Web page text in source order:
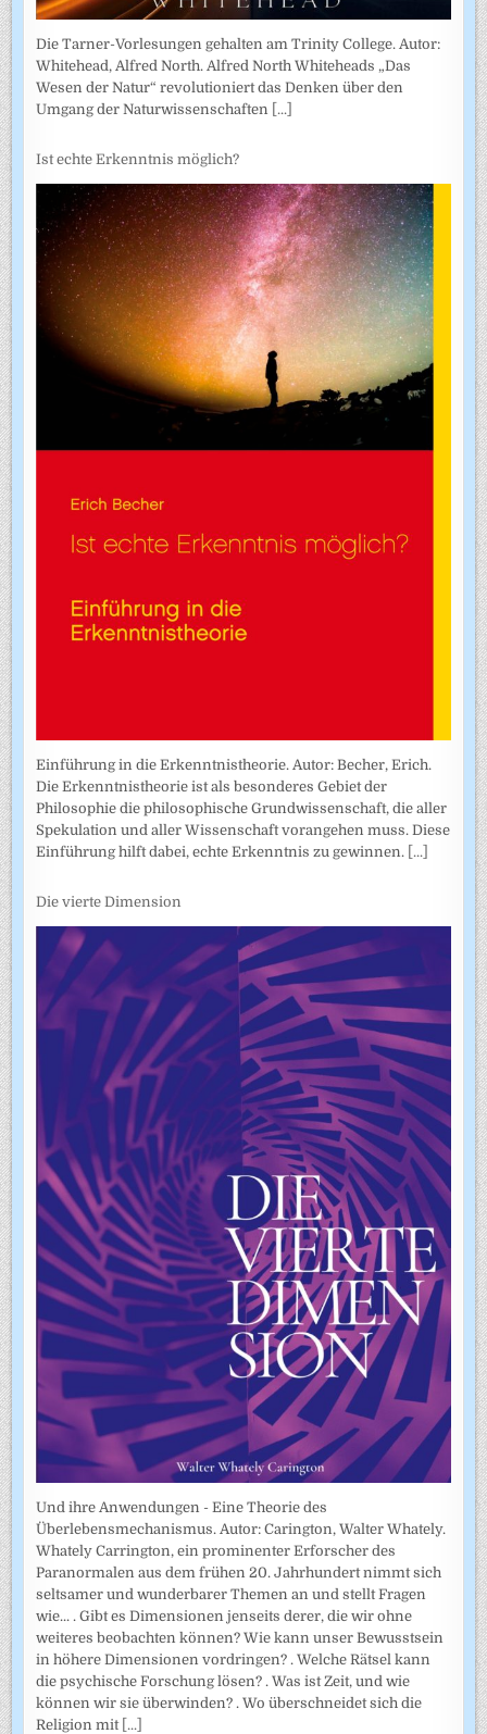
Die Tarner-Vorlesungen gehalten am Trinity College. Autor:
Whitehead, Alfred North. Alfred North Whiteheads „Das
Wesen der Natur“ revolutioniert das Denken über den
Umgang der Naturwissenschaften [...]
Ist echte Erkenntnis möglich?
Einführung in die Erkenntnistheorie. Autor: Becher, Erich.
Die Erkenntnistheorie ist als besonderes Gebiet der
Philosophie die philosophische Grundwissenschaft, die aller
Spekulation und aller Wissenschaft vorangehen muss. Diese
Einführung hilft dabei, echte Erkenntnis zu gewinnen. [...]
Die vierte Dimension
Und ihre Anwendungen - Eine Theorie des
Überlebensmechanismus. Autor: Carington, Walter Whately.
Whately Carrington, ein prominenter Erforscher des
Paranormalen aus dem frühen 20. Jahrhundert nimmt sich
seltsamer und wunderbarer Themen an und stellt Fragen
wie... . Gibt es Dimensionen jenseits derer, die wir ohne
weiteres beobachten können? Wie kann unser Bewusstsein
in höhere Dimensionen vordringen? . Welche Rätsel kann
die psychische Forschung lösen? . Was ist Zeit, und wie
können wir sie überwinden? . Wo überschneidet sich die
Religion mit [...]